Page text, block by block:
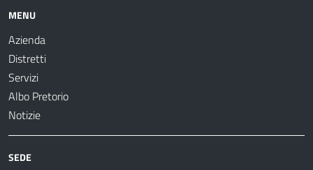
MENU
Azienda
Distretti
Servizi
Albo Pretorio
Notizie
SEDE